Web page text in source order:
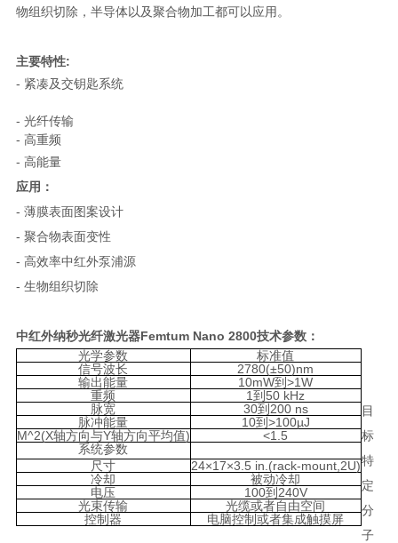
物组织切除，半导体以及聚合物加工都可以应用。
主要特性:
- 紧凑及交钥匙系统
- 光纤传输
- 高重频
- 高能量
应用：
- 薄膜表面图案设计
- 聚合物表面变性
- 高效率中红外泵浦源
- 生物组织切除
中红外纳秒光纤激光器Femtum Nano 2800技术参数：
光学参数
标准值
信号波长
2780(±50)nm
输出能量
10mW到>1W
重频
1到50 kHz
脉宽
30到200 ns
脉冲能量
10到>100µJ
M^2(X轴方向与Y轴方向平均值)
<1.5
系统参数
尺寸
24×17×3.5 in.(rack-mount,2U)
冷却
被动冷却
电压
100到240V
光束传输
光缆或者自由空间
控制器
电脑控制或者集成触摸屏
目
标
特
定
分
子